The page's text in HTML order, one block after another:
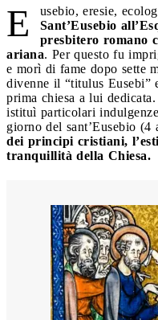
E usebio, eresie,
Sant’Eusebio
presbitero romano
ariana. Per questo fu
e morì di fame dopo sette
divenne il “titulus Eusebi”
prima chiesa a lui
istituì particolari
giorno del sant’Eusebio (4
dei principi cristiani,
tranquillità della Chiesa.